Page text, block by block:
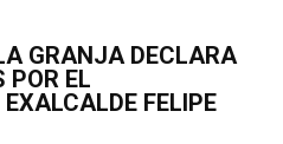
GRANJA DECLARA
POR EL
FELIPE